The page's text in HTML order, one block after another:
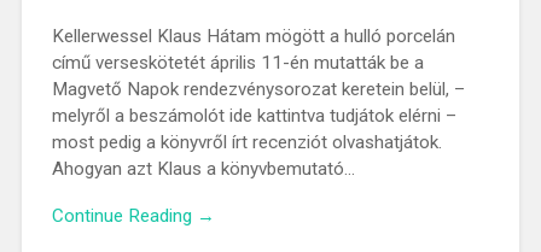
Kellerwessel Klaus Hátam mögött a hulló porcelán
című verseskötetét április 11-én mutatták be a
Magvető Napok rendezvénysorozat keretein belül, –
melyről a beszámolót ide kattintva tudjátok elérni –
most pedig a könyvről írt recenziót olvashatjátok.
Ahogyan azt Klaus a könyvbemutató…
Continue Reading →